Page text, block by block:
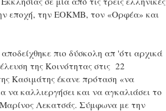
εποχή, την ΕΟΚΜΒ, τον «Ορφέα» και
πιο δύσκολη απ 'ότι αρχικά
της Κοινότητας στις 22
Κασιμάτης έκανε πρόταση «να
να καλλιεργήσει και να αγκαλιάσει το
Λεκατσάς. Σύμφωνα με την